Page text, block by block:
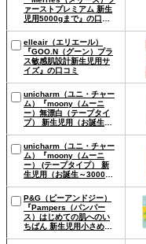
ァーストプレミアム 新生
児用5000gまで』の口コ
elleair（エリエール）
『GOO.N（グーン）プラ
ス敏感肌設計新生児用サ
イズ』の口コミ
unicharm（ユニ・チャー
ム）『moony（ムーニ
ー）無漂白（テープタイ
プ） 新生児用（お誕生～
unicharm（ユニ・チャー
ム）『moony（ムーニ
ー） (テープタイプ） 新
生児用（お誕生～3000
P&G（ピーアンドジー）
『Pampers（パンパー
ス）はじめての肌へのい
ちばん 新生児用小さめ